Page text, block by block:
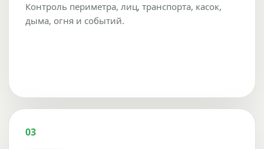
Контроль периметра, лиц, транспорта, касок,
дыма, огня и событий.
03